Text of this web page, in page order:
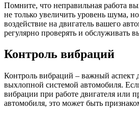
Помните, что неправильная работа
не только увеличить уровень шума,
воздействие на двигатель вашего
регулярно проверять и обслуживать
Контроль вибраций
Контроль вибраций – важный аспект
выхлопной системой автомобиля.
вибрации при работе двигателя или
автомобиля, это может быть